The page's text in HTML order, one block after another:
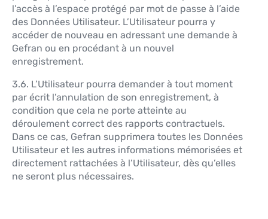
l’accès à l’espace protégé par mot de passe à l’aide
des Données Utilisateur. L’Utilisateur pourra y
accéder de nouveau en adressant une demande à
Gefran ou en procédant à un nouvel
enregistrement.
3.6. L’Utilisateur pourra demander à tout moment
par écrit l’annulation de son enregistrement, à
condition que cela ne porte atteinte au
déroulement correct des rapports contractuels.
Dans ce cas, Gefran supprimera toutes les Données
Utilisateur et les autres informations mémorisées et
directement rattachées à l’Utilisateur, dès qu’elles
ne seront plus nécessaires.